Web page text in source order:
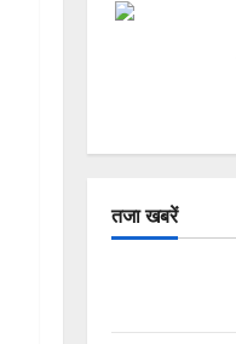
तजा खबरें